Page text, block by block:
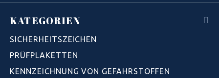
KATEGORIEN
SICHERHEITSZEICHEN
PRÜFPLAKETTEN
KENNZEICHNUNG VON GEFAHRSTOFFEN